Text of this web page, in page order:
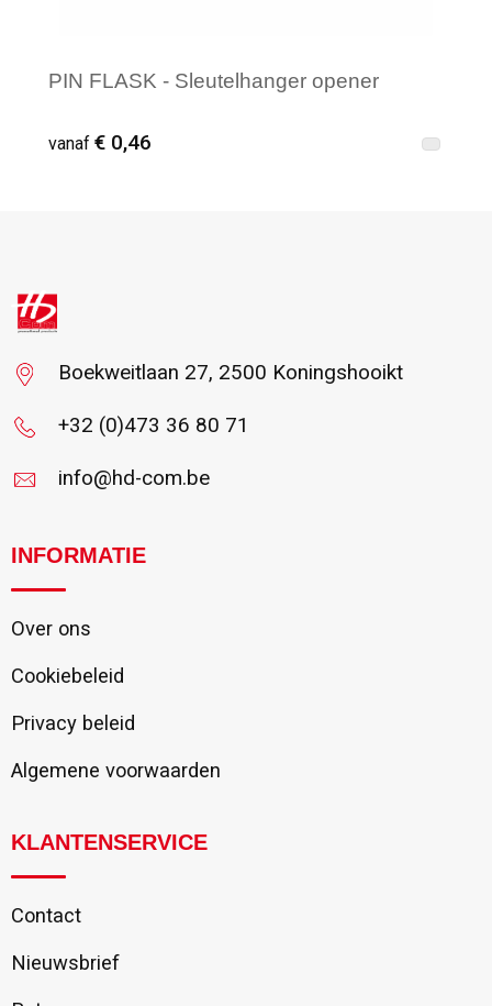
PIN FLASK - Sleutelhanger opener
vanaf € 0,46
Boekweitlaan 27, 2500 Koningshooikt
+32 (0)473 36 80 71
info@hd-com.be
INFORMATIE
Over ons
Cookiebeleid
Privacy beleid
Algemene voorwaarden
KLANTENSERVICE
Contact
Nieuwsbrief